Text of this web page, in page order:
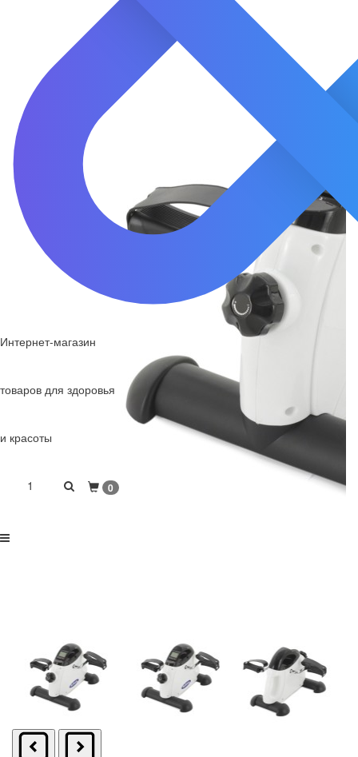
Интернет-магазин
товаров для здоровья
и красоты
1 0